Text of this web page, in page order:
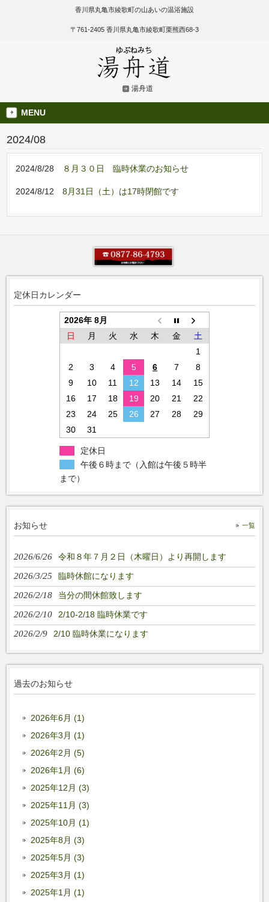
香川県丸亀市綾歌町の山あいの温浴施設
〒761-2405 香川県丸亀市綾歌町栗熊西68-3
湯舟道
MENU
2024/08
2024/8/28 ８月３０日 臨時休業のお知らせ
2024/8/12 8月31日（土）は17時閉館です
定休日カレンダー
2026年 8月
日
月 火 水 木 金
土
1
2
3 4 5 6 7
8
9
10 11 12 13 14
15
16
17 18 19 20 21
22
23
24 25 26 27 28
29
30
31
定休日
午後６時まで（入館は午後５時半
まで）
お知らせ 一覧
2026/6/26 令和８年７月２日（木曜日）より再開します
2026/3/25 臨時休館になります
2026/2/18 当分の間休館致します
2026/2/10 2/10-2/18 臨時休業です
2026/2/9 2/10 臨時休業になります
過去のお知らせ
2026年6月 (1)
2026年3月 (1)
2026年2月 (5)
2026年1月 (6)
2025年12月 (3)
2025年11月 (3)
2025年10月 (1)
2025年8月 (3)
2025年5月 (3)
2025年3月 (1)
2025年1月 (1)